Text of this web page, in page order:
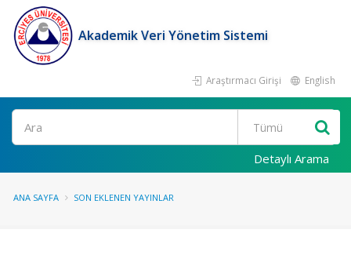
Akademik Veri Yönetim Sistemi
Araştırmacı Girişi English
Ara
Detaylı Arama
ANA SAYFA SON EKLENEN YAYINLAR